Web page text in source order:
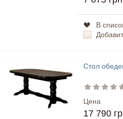
В
Стол
Цена
17 790